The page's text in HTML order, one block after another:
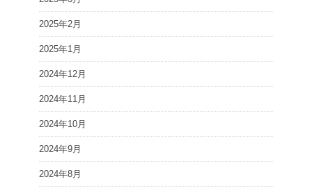
2025年2月
2025年1月
2024年12月
2024年11月
2024年10月
2024年9月
2024年8月